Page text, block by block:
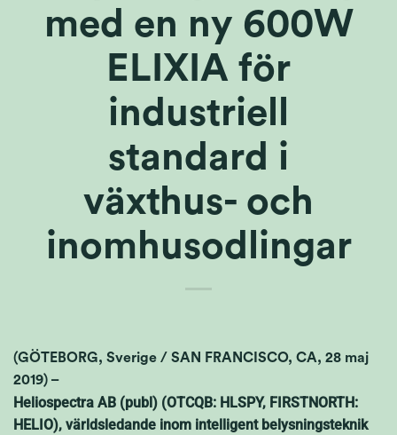
med en ny 600W
ELIXIA för
industriell
standard i
växthus- och
inomhusodlingar
(GÖTEBORG, Sverige / SAN FRANCISCO, CA, 28 maj
2019) –
Heliospectra AB (publ) (OTCQB: HLSPY, FIRSTNORTH:
HELIO), världsledande inom intelligent belysningsteknik